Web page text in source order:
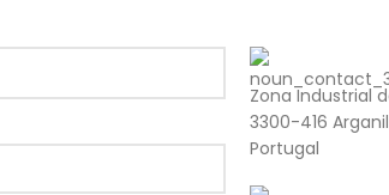
Zona Industrial
3300-416 Arganil
Portugal